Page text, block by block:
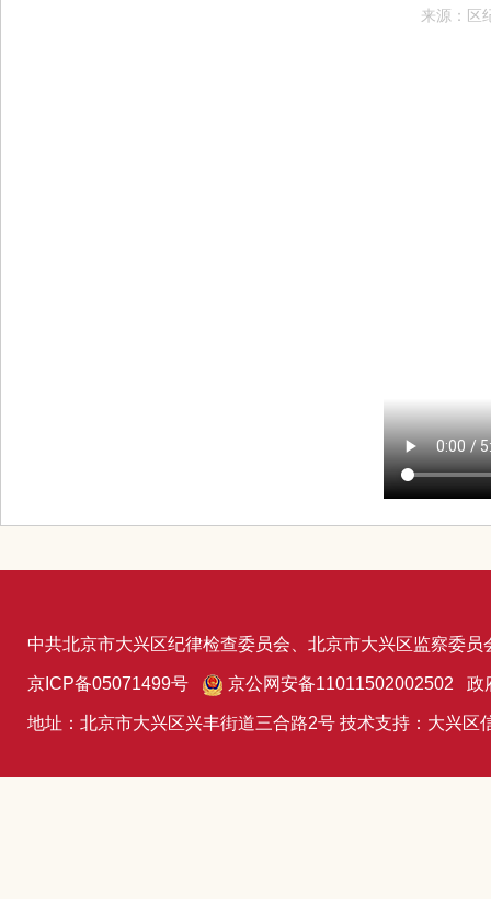
来源：区
中共北京市大兴区纪律检查委员会、北京市大兴区监察委员
京ICP备05071499号 京公网安备11011502002502 政
地址：北京市大兴区兴丰街道三合路2号 技术支持：大兴区